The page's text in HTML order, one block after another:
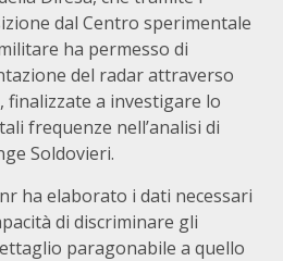
dal Centro sperimentale
ha permesso di
del radar attraverso
finalizzate a investigare lo
frequenze nell’analisi di
Soldovieri.
ha elaborato i dati necessari
di discriminare gli
paragonabile a quello